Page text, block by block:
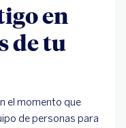
en
de tu
el momento que
de personas para